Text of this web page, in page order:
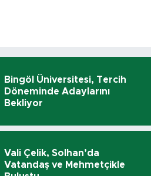
Bingöl Üniversitesi, Tercih
Döneminde Adaylarını
Bekliyor
Vali Çelik, Solhan’da
Vatandaş ve Mehmetçikle